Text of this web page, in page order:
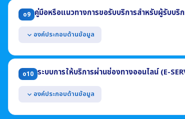
อย่างน้อยประกอบด้วย
(1) ชื่องาน (2) วิธีการขั้นตอนการปฏิบัติงาน
(3) ระยะเวลาที่ใช้ในการปฏิบัติงาน (4) กฎหมายที่เกี่ยวข้อง
o9 คู่มือหรือแนวทางการขอรับบริการสำหรับผู้รับบริ
expand_more องค์ประกอบด้านข้อมูล
แสดงคู่มือการขอรับบริการหรือแนวทางการปฏิบัติที่ผู้รับ
(1) ชื่องาน (2) วิธีการขั้นตอนการขอรับบริการ (3) ระยะเวลา
(4) ช่องทางให้บริการ (5) ค่าธรรมเนียม (6) เอกสารหลักฐานป
o10 ระบบการให้บริการผ่านช่องทางออนไลน์ (E-
expand_more องค์ประกอบด้านข้อมูล
แสดงช่องทางการให้บริการหรือธุรกรรมภาครัฐที่สอดคล้